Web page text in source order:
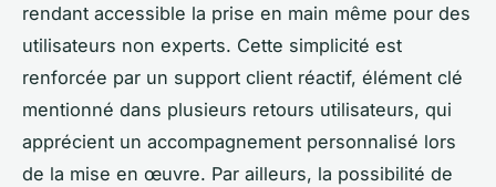
rendant accessible la prise en main même pour des
utilisateurs non experts. Cette simplicité est
renforcée par un support client réactif, élément clé
mentionné dans plusieurs retours utilisateurs, qui
apprécient un accompagnement personnalisé lors
de la mise en œuvre. Par ailleurs, la possibilité de